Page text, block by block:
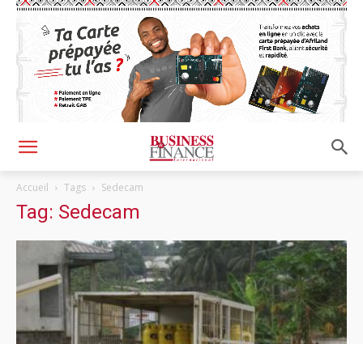
Accueil Tags Sedecam
Tag: Sedecam